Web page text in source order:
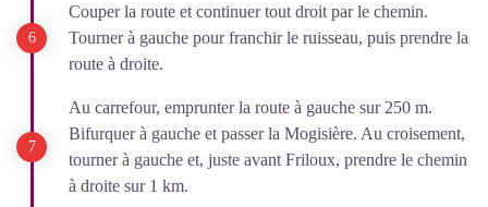
Couper la route et continuer tout droit par le chemin.
Tourner à gauche pour franchir le ruisseau, puis prendre la
route à droite.
Au carrefour, emprunter la route à gauche sur 250 m.
Bifurquer à gauche et passer la Mogisière. Au croisement,
tourner à gauche et, juste avant Friloux, prendre le chemin
à droite sur 1 km.